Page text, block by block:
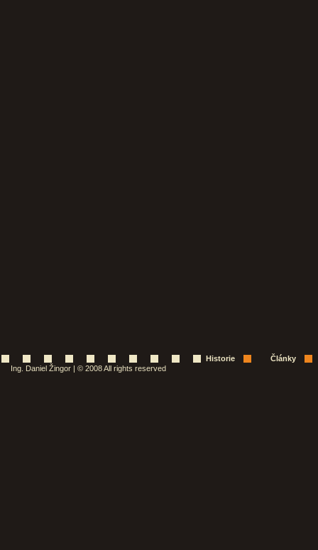
Historie
Články
Ing. Daniel Žingor | © 2008 All rights reserved